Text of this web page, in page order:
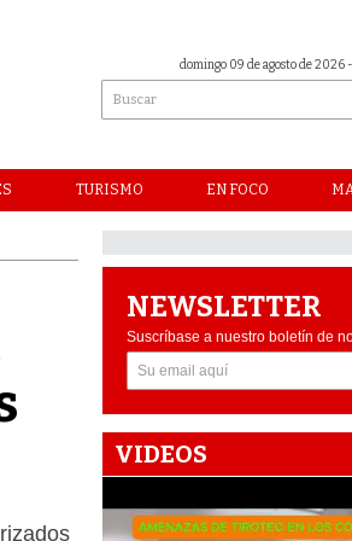
domingo 09 de agosto de 2026
TURISMO EN FOCO
NEWSLETTER
Suscríbase a nuestro boletín de
VIDEOS